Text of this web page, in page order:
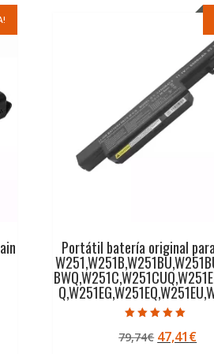
Portátil batería original para
5.00
de 5
79,74€ El
47,41€El